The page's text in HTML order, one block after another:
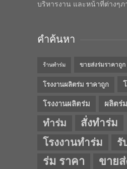
บริหารงาน และหน้าที่ต่างๆภ
คำค้นหา
ร้านทำร่ม ขายส่งร่มราคาถูก
โรงงานผลิตร่ม ราคาถูก
โรงงานผลิตร่ม ผลิตร่ม
ทำร่ม
สั่งทำร่ม
โรงงานทำร่ม
รั
ร่ม ราคา ขาย